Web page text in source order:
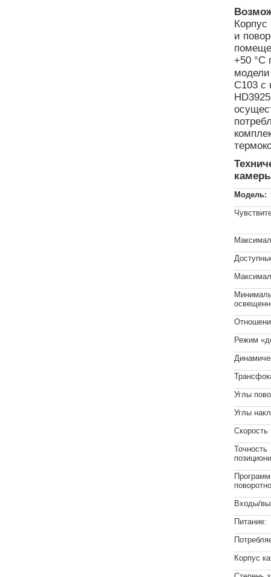
Корпус
и
+50 °С
C103 с
Модель:
Режим
Углы
Углы
Скорость
Точность
Входы/
Питание:
Корпус